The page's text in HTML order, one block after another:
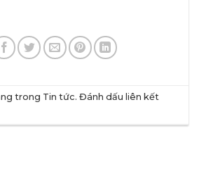
trong Tin tức. Đánh dấu liên kết